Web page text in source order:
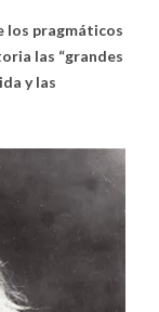
los pragmáticos
las “grandes
y las